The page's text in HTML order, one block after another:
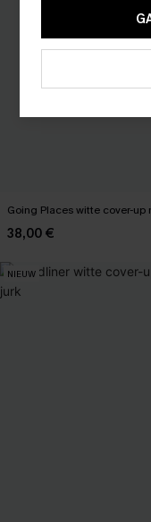
Going Places witte cover-up
38,00 €
NIEUW